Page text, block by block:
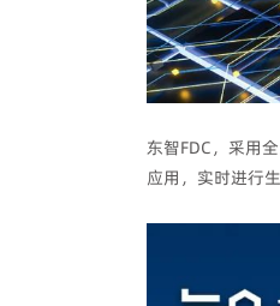
东智FDC，采用
应用，实时进行